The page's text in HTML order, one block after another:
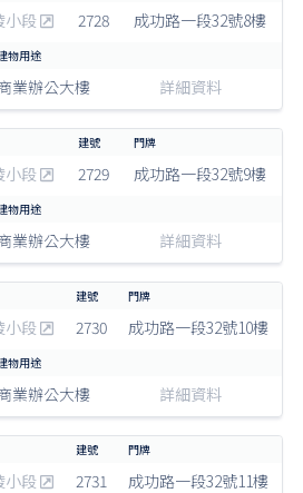
小段 2728 成功路一段32號8樓
業辦公大樓 詳細資料
小段 2729 成功路一段32號9樓
業辦公大樓 詳細資料
小段 2730 成功路一段32號10樓
業辦公大樓 詳細資料
小段 2731 成功路一段32號11樓